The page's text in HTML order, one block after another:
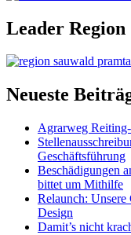
Leader
Neueste
Agrarweg
Geschäftsführung
Beschädigungen
bittet um Mithilfe
Relaunch: Unsere
Design
Damit’s nicht